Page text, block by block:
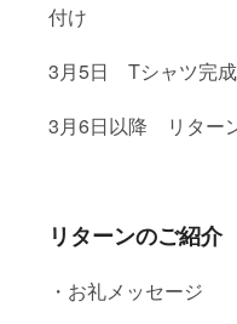
付け
3月5日 Tシャツ完成
3月6日以降 リター
リターンのご紹介
・お礼メッセージ